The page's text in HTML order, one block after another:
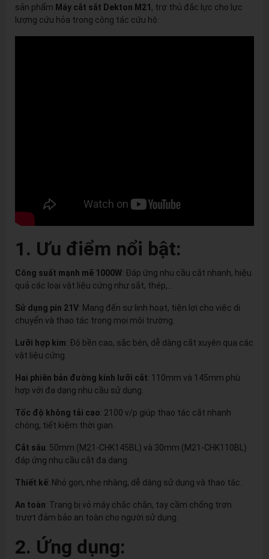
sản phẩm Máy cắt sắt Dekton M21 , trợ thủ đắc lực cho lực
lượng cứu hỏa trong công tác cứu hộ:
1. Ưu điểm nổi bật:
Công suất mạnh mẽ 1000W: Đáp ứng nhu cầu cắt nhanh, hiệu
quả các loại vật liệu cứng như sắt, thép,...
Sử dụng pin 21V: Mang đến sự linh hoạt, tiện lợi cho việc di
chuyển và thao tác trong mọi môi trường.
Lưỡi hợp kim: Độ bền cao, sắc bén, dễ dàng cắt xuyên qua các
vật liệu cứng.
Hai phiên bản đường kính lưỡi cắt: 110mm và 145mm phù
hợp với đa dạng nhu cầu sử dụng.
Tốc độ không tải cao: 2100 v/p giúp thao tác cắt nhanh
chóng, tiết kiệm thời gian.
Cắt sâu: 50mm (M21-CHK145BL) và 30mm (M21-CHK110BL)
đáp ứng nhu cầu cắt đa dạng.
Thiết kế: Nhỏ gọn, nhẹ nhàng, dễ dàng sử dụng và thao tác.
An toàn: Trang bị vỏ máy chắc chắn, tay cầm chống trơn
trượt đảm bảo an toàn cho người sử dụng.
2. Ứng dụng: